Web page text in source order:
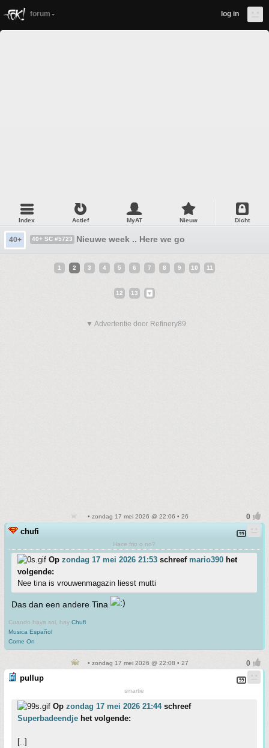
forum log in
Index Actief MyAT Nieuw Dicht
40+ 40+ SC #5723 Nieuwe week .. Here we go
1 2 3 4 5 6 7 8 9 10 11
12 13
▼ Advertentie door Refinery89
• zondag 17 mei 2026 @ 22:06 • 26
chufi
Hace frio o no?
Op zondag 17 mei 2026 21:53 schreef mario390 het
volgende:
Nee tina is vrouwenmagazin liesst mutti
Das dan een andere Tina
Cuando haya sol, hay Chufi
Musica Español
Come On
• zondag 17 mei 2026 @ 22:08 • 27
pullup
smartie
Op zondag 17 mei 2026 21:44schreef
Superbadeendje het volgende:
[..]